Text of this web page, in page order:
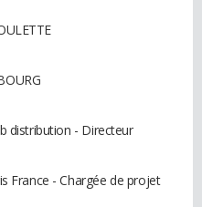
distribution - Directeur
France - Chargée de projet